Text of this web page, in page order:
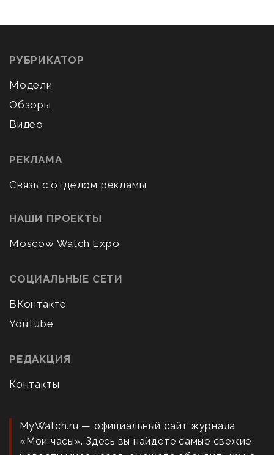
РУБРИКАТОР
Модели
Обзоры
Видео
РЕКЛАМА
Связь с отделом рекламы
НАШИ ПРОЕКТЫ
Moscow Watch Expo
СОЦИАЛЬНЫЕ СЕТИ
ВКонтакте
YouTube
РЕДАКЦИЯ
Контакты
MyWatch.ru — официальный сайт журнала
«Мои часы». Здесь вы найдете самые свежие